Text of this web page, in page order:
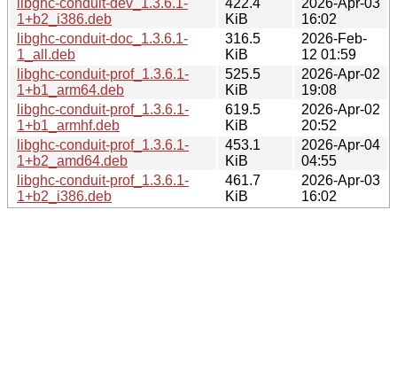
1+b2_i386.deb
KiB
16:02
libghc-conduit-doc_1.3.6.1-
1_all.deb
316.5
KiB
2026-Feb-
12 01:59
libghc-conduit-prof_1.3.6.1-
1+b1_arm64.deb
525.5
KiB
2026-Apr-02
19:08
libghc-conduit-prof_1.3.6.1-
1+b1_armhf.deb
619.5
KiB
2026-Apr-02
20:52
libghc-conduit-prof_1.3.6.1-
1+b2_amd64.deb
453.1
KiB
2026-Apr-04
04:55
libghc-conduit-prof_1.3.6.1-
1+b2_i386.deb
461.7
KiB
2026-Apr-03
16:02